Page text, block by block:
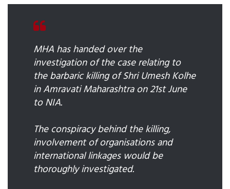
MHA has handed over the
investigation of the case relating to
the barbaric killing of Shri Umesh Kolhe
in Amravati Maharashtra on 21st June
to NIA.
The conspiracy behind the killing,
involvement of organisations and
international linkages would be
thoroughly investigated.